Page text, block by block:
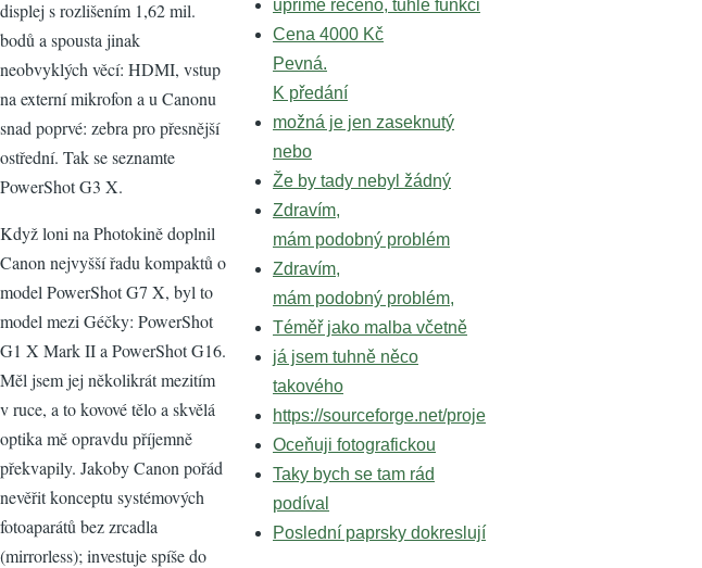
displej s rozlišením 1,62 mil.
bodů a spousta jinak
neobvyklých věcí: HDMI, vstup
na externí mikrofon a u Canonu
snad poprvé: zebra pro přesnější
ostřední. Tak se seznamte
PowerShot G3 X.
Když loni na Photokině doplnil
Canon nejvyšší řadu kompaktů o
model PowerShot G7 X, byl to
model mezi Géčky: PowerShot
G1 X Mark II a PowerShot G16.
Měl jsem jej několikrát mezitím
v ruce, a to kovové tělo a skvělá
optika mě opravdu příjemně
překvapily. Jakoby Canon pořád
nevěřit konceptu systémových
fotoaparátů bez zrcadla
(mirrorless); investuje spíše do
uprime receno, tuhle funkci
Cena 4000 Kč
Pevná.
K předání
možná je jen zaseknutý
nebo
Že by tady nebyl žádný
Zdravím,
mám podobný problém
Zdravím,
mám podobný problém,
Téměř jako malba včetně
já jsem tuhně něco
takového
https://sourceforge.net/proje
Oceňuji fotografickou
Taky bych se tam rád
podíval
Poslední paprsky dokreslují